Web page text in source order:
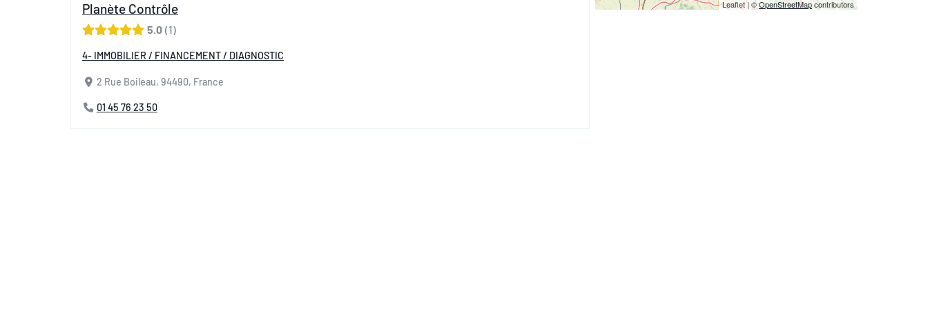
Planète Contrôle
5.0 1
4- IMMOBILIER / FINANCEMENT / DIAGNOSTIC
2 Rue Boileau, 94490, France
01 45 76 23 50
Leaflet| ©OpenStreetMapcontributors